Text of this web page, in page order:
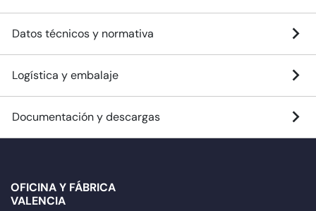
Datos técnicos y normativa
Logística y embalaje
Documentación y descargas
OFICINA Y FÁBRICA
VALENCIA